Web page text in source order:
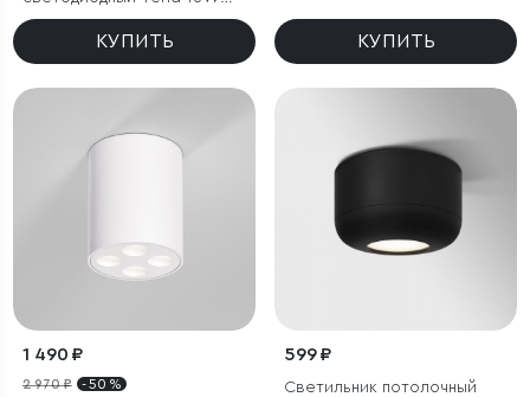
4000K белый
КУПИТЬ КУПИТЬ
1 490 ₽
2 970 ₽ - 50 %
599 ₽
Светильник потолочный